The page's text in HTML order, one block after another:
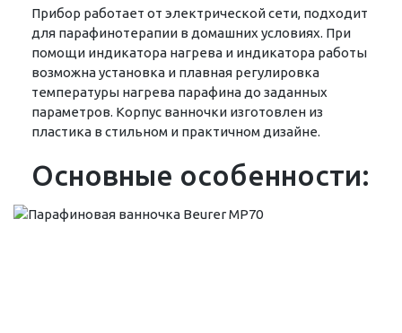
Прибор работает от электрической сети, подходит
для парафинотерапии в домашних условиях. При
помощи индикатора нагрева и индикатора работы
возможна установка и плавная регулировка
температуры нагрева парафина до заданных
параметров. Корпус ванночки изготовлен из
пластика в стильном и практичном дизайне.
Основные особенности: